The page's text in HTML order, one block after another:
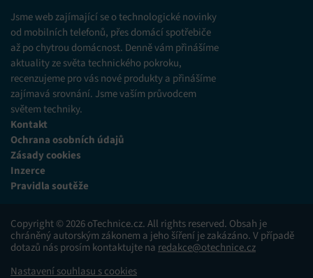
Jsme web zajímající se o technologické novinky
od mobilních telefonů, přes domácí spotřebiče
až po chytrou domácnost. Denně vám přinášíme
aktuality ze světa technického pokroku,
recenzujeme pro vás nové produkty a přinášíme
zajímavá srovnání. Jsme vaším průvodcem
světem techniky.
Kontakt
Ochrana osobních údajů
Zásady cookies
Inzerce
Pravidla soutěže
Copyright © 2026 oTechnice.cz. All rights reserved. Obsah je
chráněný autorským zákonem a jeho šíření je zakázáno. V případě
dotazů nás prosím kontaktujte na redakce@otechnice.cz
Nastavení souhlasu s cookies